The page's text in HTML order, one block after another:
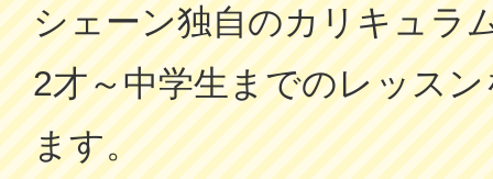
シェーン独⾃のカリキュラ
2才～中学⽣までのレッス
ます。